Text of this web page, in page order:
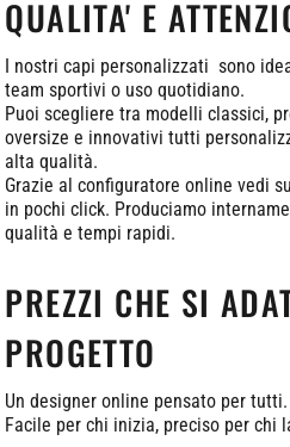
QUALITA' E
I nostri capi personalizzati sono
team sportivi o uso quotidiano.
Puoi scegliere tra modelli classici,
oversize e innovativi tutti
alta qualità.
Grazie al configuratore online vedi
in pochi click. Produciamo
qualità e tempi rapidi.
PREZZI CHE SI
PROGETTO
Un designer online pensato per tutti.
Facile per chi inizia, preciso per chi